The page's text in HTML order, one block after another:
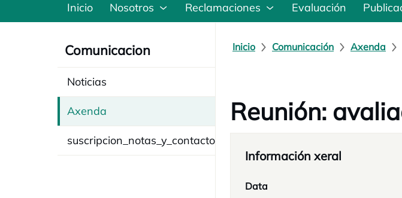
Inicio Nosotros Reclamaciones Evaluación
Comunicacion
Noticias
Axenda
suscripcion_notas_y_contacto
Inicio Comunicación Axenda
Reunión:
Información xeral
Data